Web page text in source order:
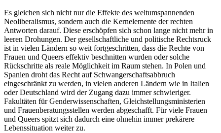
Es gleichen sich nicht nur die Effekte des weltumspannenden
Neoliberalismus, sondern auch die Kernelemente der rechten
Antworten darauf. Diese erschöpfen sich schon lange nicht mehr in
leeren Drohungen. Der gesellschaftliche und politische Rechtsruck
ist in vielen Ländern so weit fortgeschritten, dass die Rechte von
Frauen und Queers effektiv beschnitten wurden oder solche
Rückschritte als reale Möglichkeit im Raum stehen. In Polen und
Spanien droht das Recht auf Schwangerschaftsabbruch
eingeschränkt zu werden, in vielen anderen Ländern wie in Italien
oder Deutschland wird der Zugang dazu immer schwieriger.
Fakultäten für Genderwissenschaften, Gleichstellungsministerien
und Frauenberatungsstellen werden abgeschafft. Für viele Frauen
und Queers spitzt sich dadurch eine ohnehin immer prekärere
Lebenssituation weiter zu.